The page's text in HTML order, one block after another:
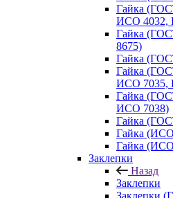
Гайка
ИСО 4032,
Гайка
8675)
Гайка
Гайка
ИСО 7035,
Гайка
ИСО 7038)
Гайка
Гайка
Гайка
Заклепки
Назад
Заклепки
Заклепки